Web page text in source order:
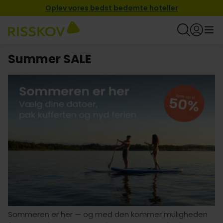
Oplev vores bedst bedømte hoteller
Summer SALE
Sommeren er her — og med den kommer muligheden